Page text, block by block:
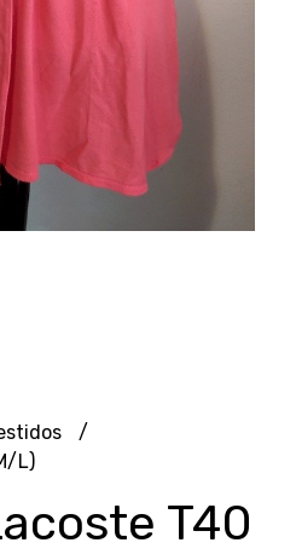
L)
T40